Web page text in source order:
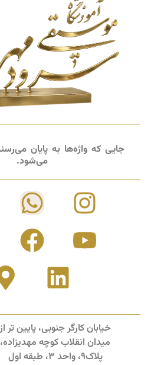
جایی که واژه‌ها به پایان
می‌شود.
خیابان کارگر جنوبی، پایین تر از
میدان انقلاب کوچه مهدیزاده،
پلاک9، واحد 3، طبقه اول